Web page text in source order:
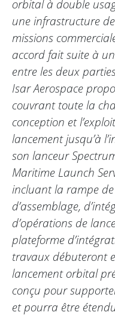
orbital à double
une infrastructure
missions
accord fait suite à
entre les deux
Isar Aerospace
couvrant toute la
conception et
lancement jusqu’à
son lanceur
Maritime Launch
incluant la rampe
d’assemblage,
d’opérations de
plateforme
travaux débuteront
lancement orbital
conçu pour
et pourra être